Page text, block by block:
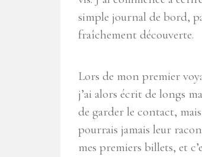
simple journal de bord,
fraîchement découverte.
Lors de mon premier
j’ai alors écrit de longs
de garder le contact,
pourrais jamais leur
mes premiers billets, et